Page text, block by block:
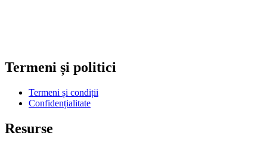
Termeni și politici
Termeni și condiții
Confidențialitate
Resurse